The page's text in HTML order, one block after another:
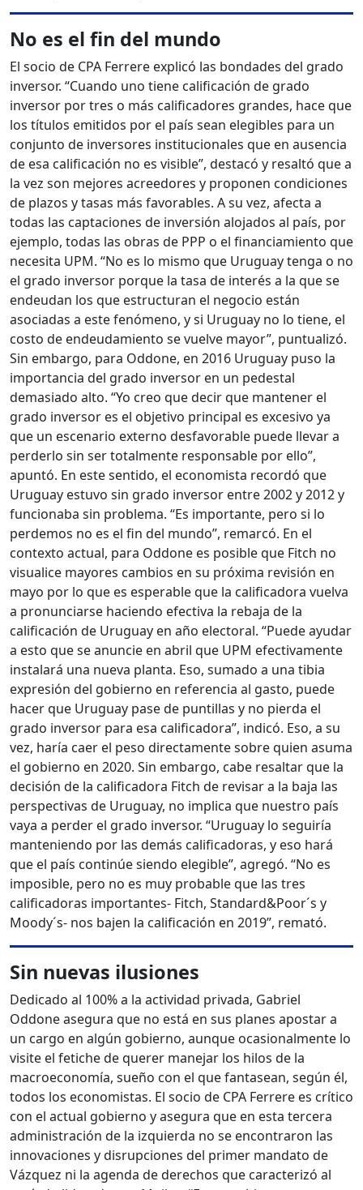
No es el fin del mundo
El socio de CPA Ferrere explicó las bondades del grado
inversor. “Cuando uno tiene calificación de grado
inversor por tres o más calificadores grandes, hace que
los títulos emitidos por el país sean elegibles para un
conjunto de inversores institucionales que en ausencia
de esa calificación no es visible”, destacó y resaltó que a
la vez son mejores acreedores y proponen condiciones
de plazos y tasas más favorables. A su vez, afecta a
todas las captaciones de inversión alojados al país, por
ejemplo, todas las obras de PPP o el financiamiento que
necesita UPM. “No es lo mismo que Uruguay tenga o no
el grado inversor porque la tasa de interés a la que se
endeudan los que estructuran el negocio están
asociadas a este fenómeno, y si Uruguay no lo tiene, el
costo de endeudamiento se vuelve mayor”, puntualizó.
Sin embargo, para Oddone, en 2016 Uruguay puso la
importancia del grado inversor en un pedestal
demasiado alto. “Yo creo que decir que mantener el
grado inversor es el objetivo principal es excesivo ya
que un escenario externo desfavorable puede llevar a
perderlo sin ser totalmente responsable por ello”,
apuntó. En este sentido, el economista recordó que
Uruguay estuvo sin grado inversor entre 2002 y 2012 y
funcionaba sin problema. “Es importante, pero si lo
perdemos no es el fin del mundo”, remarcó. En el
contexto actual, para Oddone es posible que Fitch no
visualice mayores cambios en su próxima revisión en
mayo por lo que es esperable que la calificadora vuelva
a pronunciarse haciendo efectiva la rebaja de la
calificación de Uruguay en año electoral. “Puede ayudar
a esto que se anuncie en abril que UPM efectivamente
instalará una nueva planta. Eso, sumado a una tibia
expresión del gobierno en referencia al gasto, puede
hacer que Uruguay pase de puntillas y no pierda el
grado inversor para esa calificadora”, indicó. Eso, a su
vez, haría caer el peso directamente sobre quien asuma
el gobierno en 2020. Sin embargo, cabe resaltar que la
decisión de la calificadora Fitch de revisar a la baja las
perspectivas de Uruguay, no implica que nuestro país
vaya a perder el grado inversor. “Uruguay lo seguiría
manteniendo por las demás calificadoras, y eso hará
que el país continúe siendo elegible”, agregó. “No es
imposible, pero no es muy probable que las tres
calificadoras importantes- Fitch, Standard&Poor´s y
Moody´s- nos bajen la calificación en 2019”, remató.
Sin nuevas ilusiones
Dedicado al 100% a la actividad privada, Gabriel
Oddone asegura que no está en sus planes apostar a
un cargo en algún gobierno, aunque ocasionalmente lo
visite el fetiche de querer manejar los hilos de la
macroeconomía, sueño con el que fantasean, según él,
todos los economistas. El socio de CPA Ferrere es crítico
con el actual gobierno y asegura que en esta tercera
administración de la izquierda no se encontraron las
innovaciones y disrupciones del primer mandato de
Vázquez ni la agenda de derechos que caracterizó al